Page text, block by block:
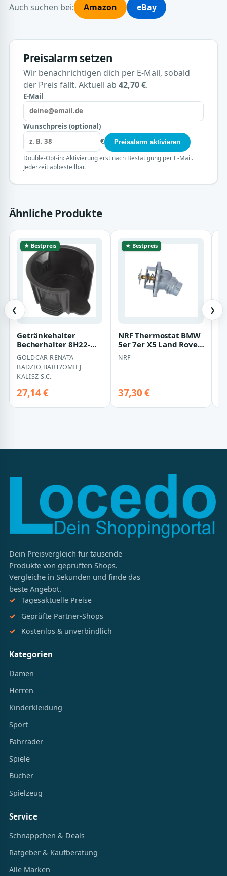
Auch suchen bei: Amazon eBay
Preisalarm setzen
Wir benachrichtigen dich per E-Mail, sobald
der Preis fällt. Aktuell ab 42,70 €.
E-Mail
Wunschpreis (optional)
€
Preisalarm aktivieren
Double-Opt-in: Aktivierung erst nach Bestätigung per E-Mail.
Jederzeit abbestellbar.
Ähnliche Produkte
❮
★ Bestpreis
Getränkehalter
Becherhalter 8H22-
046B94-A /
8H22046B94A für
Land Rover…
GOLDCAR RENATA
BADZIO,BART?OMIEJ
KALISZ S.C.
27,14 €
★ Bestpreis
NRF Thermostat BMW
5er 7er X5 Land Rover
Range
NRF
37,30 €
❯
Dein Preisvergleich für tausende
Produkte von geprüften Shops.
Vergleiche in Sekunden und finde das
beste Angebot.
Tagesaktuelle Preise
Geprüfte Partner-Shops
Kostenlos & unverbindlich
Kategorien
Damen
Herren
Kinderkleidung
Sport
Fahrräder
Spiele
Bücher
Spielzeug
Service
Schnäppchen & Deals
Ratgeber & Kaufberatung
Alle Marken